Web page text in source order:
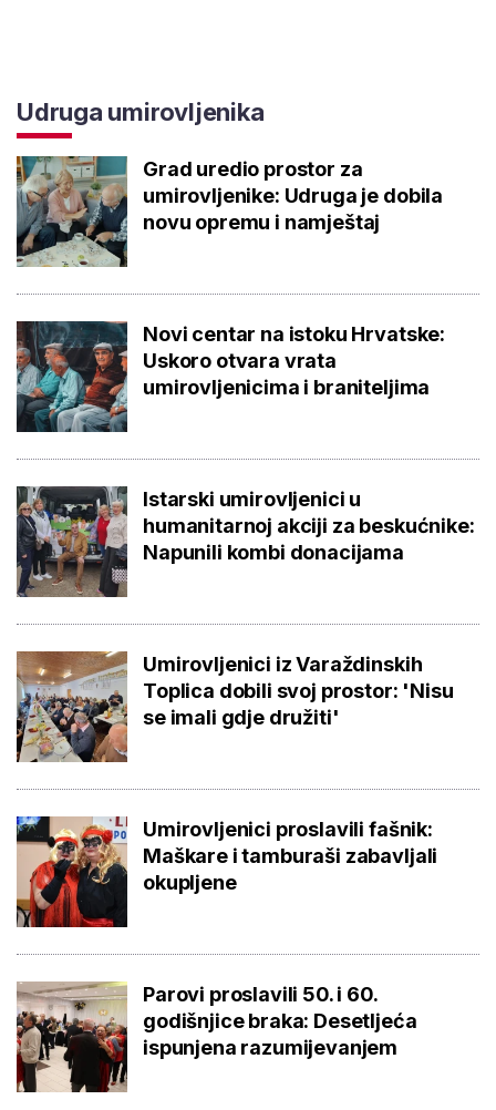
Udruga umirovljenika
Grad uredio prostor za
umirovljenike: Udruga je dobila
novu opremu i namještaj
Novi centar na istoku Hrvatske:
Uskoro otvara vrata
umirovljenicima i braniteljima
Istarski umirovljenici u
humanitarnoj akciji za beskućnike:
Napunili kombi donacijama
Umirovljenici iz Varaždinskih
Toplica dobili svoj prostor: 'Nisu
se imali gdje družiti'
Umirovljenici proslavili fašnik:
Maškare i tamburaši zabavljali
okupljene
Parovi proslavili 50. i 60.
godišnjice braka: Desetljeća
ispunjena razumijevanjem